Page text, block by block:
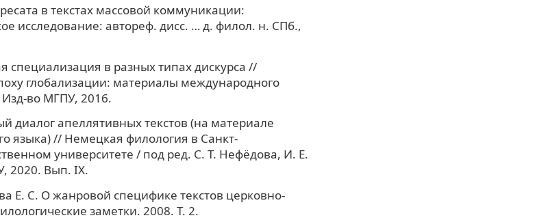
в текстах массовой коммуникации:
исследование: автореф. дисс. … д. филол. н. СПб.,
специализация в разных типах дискурса //
глобализации: материалы международного
во МГПУ, 2016.
диалог апеллятивных текстов (на материале
языка) // Немецкая филология в Санкт-
университете / под ред. С. Т. Нефёдова, И. Е.
2020. Вып. IX.
Е. С. О жанровой специфике текстов церковно-
заметки. 2008. Т. 2.